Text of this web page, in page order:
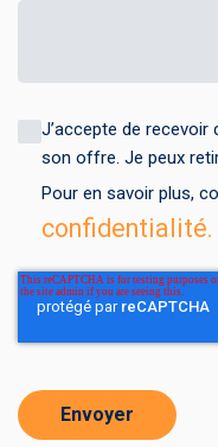
J’accepte de
son offre. Je peux
Pour en savoir plus,
confidentialité.
Envoyer